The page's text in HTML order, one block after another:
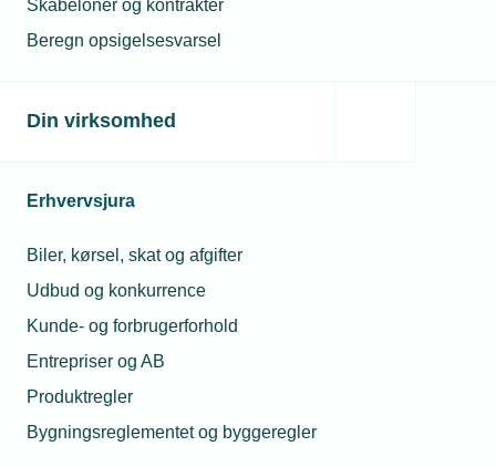
Skabeloner og kontrakter
Beregn opsigelsesvarsel
Din virksomhed
Erhvervsjura
Biler, kørsel, skat og afgifter
Udbud og konkurrence
Kunde- og forbrugerforhold
Entrepriser og AB
Produktregler
Bygningsreglementet og byggeregler